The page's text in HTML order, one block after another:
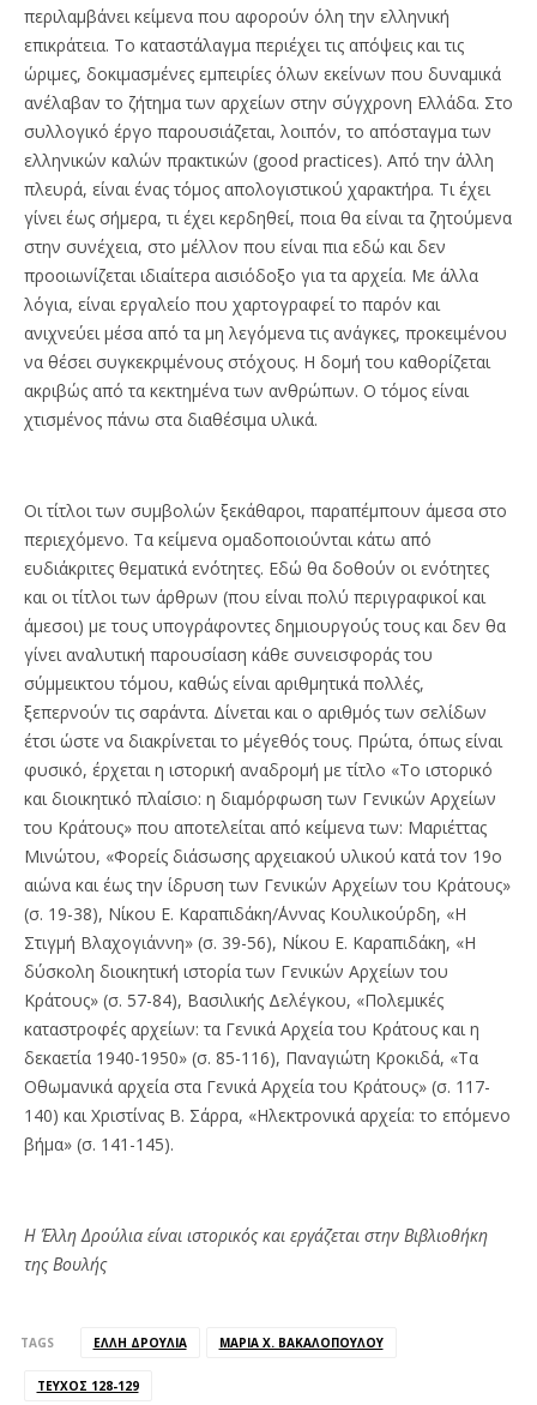
περιλαμβάνει κείμενα που αφορούν όλη την ελληνική
επικράτεια. Το καταστάλαγμα περιέχει τις απόψεις και τις
ώριμες, δοκιμασμένες εμπειρίες όλων εκείνων που δυναμικά
ανέλαβαν το ζήτημα των αρχείων στην σύγχρονη Ελλάδα. Στο
συλλογικό έργο παρουσιάζεται, λοιπόν, το απόσταγμα των
ελληνικών καλών πρακτικών (good practices). Από την άλλη
πλευρά, είναι ένας τόμος απολογιστικού χαρακτήρα. Τι έχει
γίνει έως σήμερα, τι έχει κερδηθεί, ποια θα είναι τα ζητούμενα
στην συνέχεια, στο μέλλον που είναι πια εδώ και δεν
προοιωνίζεται ιδιαίτερα αισιόδοξο για τα αρχεία. Με άλλα
λόγια, είναι εργαλείο που χαρτογραφεί το παρόν και
ανιχνεύει μέσα από τα μη λεγόμενα τις ανάγκες, προκειμένου
να θέσει συγκεκριμένους στόχους. Η δομή του καθορίζεται
ακριβώς από τα κεκτημένα των ανθρώπων. Ο τόμος είναι
χτισμένος πάνω στα διαθέσιμα υλικά.
Οι τίτλοι των συμβολών ξεκάθαροι, παραπέμπουν άμεσα στο
περιεχόμενο. Τα κείμενα ομαδοποιούνται κάτω από
ευδιάκριτες θεματικά ενότητες. Εδώ θα δοθούν οι ενότητες
και οι τίτλοι των άρθρων (που είναι πολύ περιγραφικοί και
άμεσοι) με τους υπογράφοντες δημιουργούς τους και δεν θα
γίνει αναλυτική παρουσίαση κάθε συνεισφοράς του
σύμμεικτου τόμου, καθώς είναι αριθμητικά πολλές,
ξεπερνούν τις σαράντα. Δίνεται και ο αριθμός των σελίδων
έτσι ώστε να διακρίνεται το μέγεθός τους. Πρώτα, όπως είναι
φυσικό, έρχεται η ιστορική αναδρομή με τίτλο «Το ιστορικό
και διοικητικό πλαίσιο: η διαμόρφωση των Γενικών Αρχείων
του Κράτους» που αποτελείται από κείμενα των: Μαριέττας
Μινώτου, «Φορείς διάσωσης αρχειακού υλικού κατά τον 19ο
αιώνα και έως την ίδρυση των Γενικών Αρχείων του Κράτους»
(σ. 19-38), Νίκου Ε. Καραπιδάκη/΄Αννας Κουλικούρδη, «Η
Στιγμή Βλαχογιάννη» (σ. 39-56), Νίκου Ε. Καραπιδάκη, «Η
δύσκολη διοικητική ιστορία των Γενικών Αρχείων του
Κράτους» (σ. 57-84), Βασιλικής Δελέγκου, «Πολεμικές
καταστροφές αρχείων: τα Γενικά Αρχεία του Κράτους και η
δεκαετία 1940-1950» (σ. 85-116), Παναγιώτη Κροκιδά, «Τα
Οθωμανικά αρχεία στα Γενικά Αρχεία του Κράτους» (σ. 117-
140) και Χριστίνας Β. Σάρρα, «Ηλεκτρονικά αρχεία: το επόμενο
βήμα» (σ. 141-145).
Η Έλλη Δρούλια είναι ιστορικός και εργάζεται στην Βιβλιοθήκη
της Βουλής
TAGS ΈΛΛΗ ΔΡΟΎΛΙΑ ΜΑΡΊΑ Χ. ΒΑΚΑΛΟΠΟΎΛΟΥ
ΤΕΎΧΟΣ 128-129